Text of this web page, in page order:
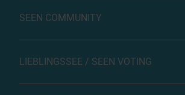
SEEN COMMUNITY
LIEBLINGSSEE / SEEN VOTING